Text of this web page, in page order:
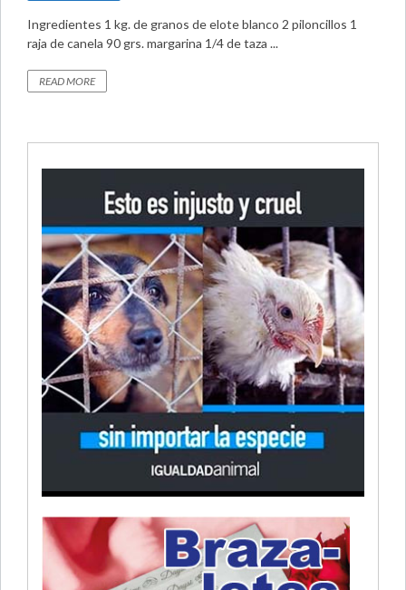
Ingredientes 1 kg. de granos de elote blanco 2 piloncillos 1
raja de canela 90 grs. margarina 1/4 de taza ...
READ MORE